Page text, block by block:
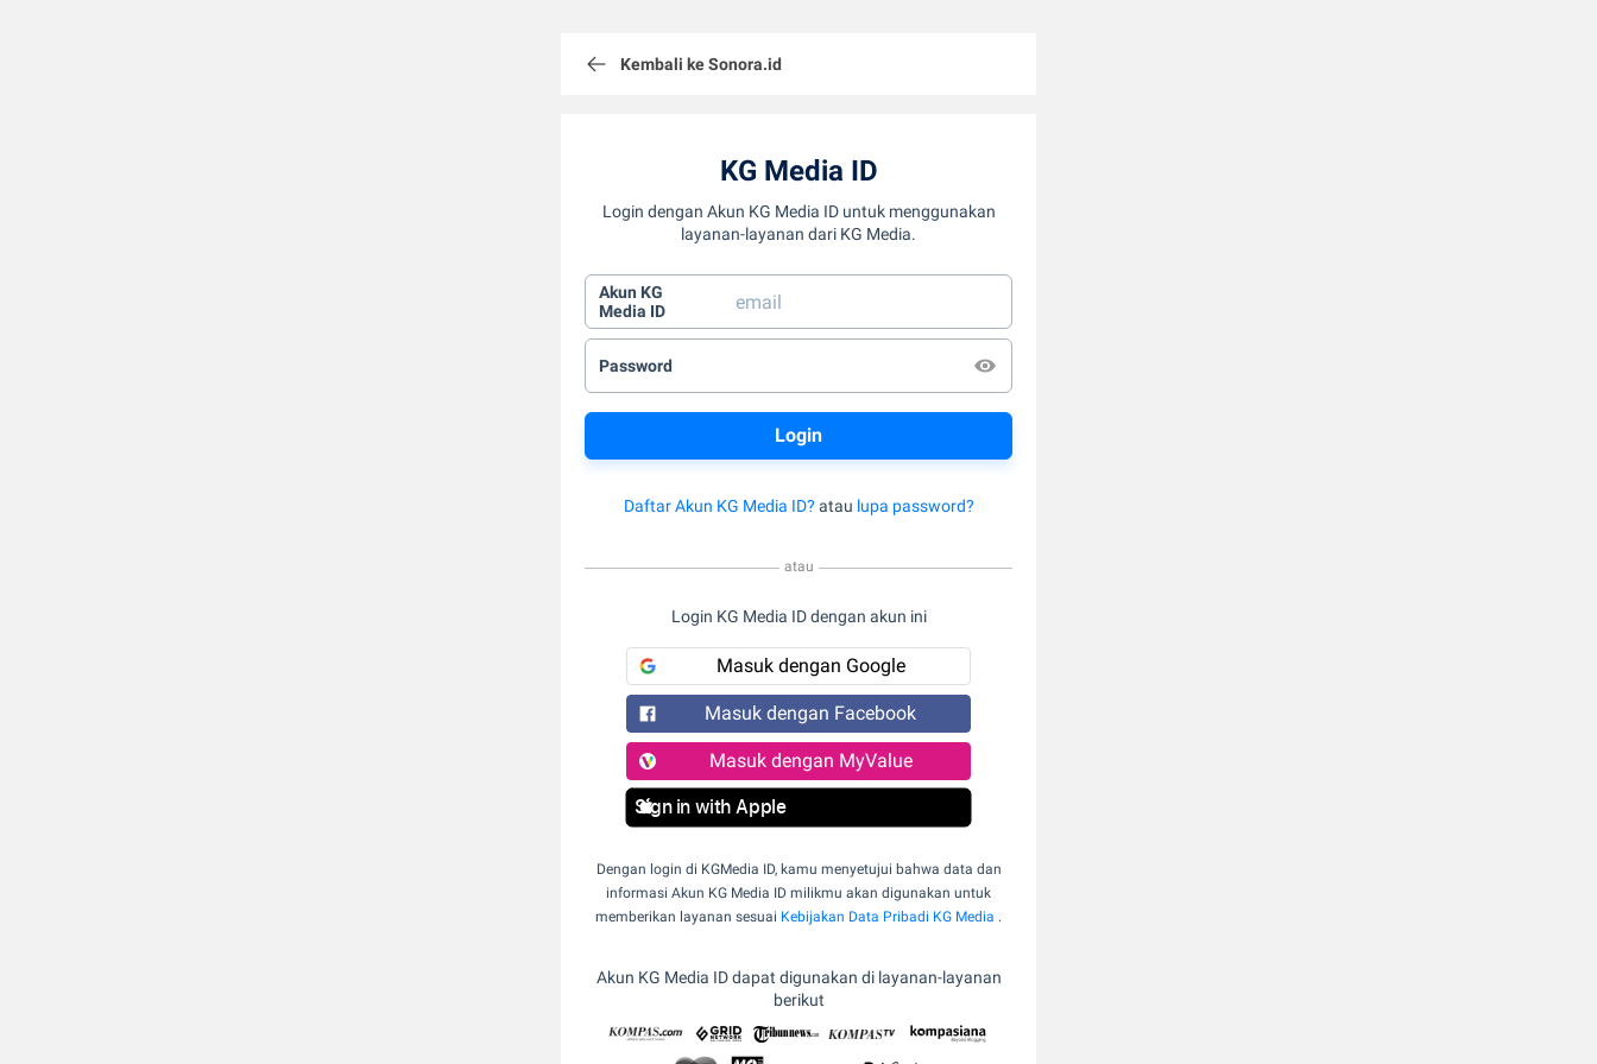
Kembali ke Sonora.id
KG Media ID
Login dengan Akun KG Media ID untuk menggunakan
layanan-layanan dari KG Media.
Akun KG
Media ID
Password
Daftar Akun KG Media ID? atau lupa password?
atau
Login KG Media ID dengan akun ini
Masuk dengan Google
Masuk dengan Facebook
Masuk dengan MyValue
Sign in with Apple
Dengan login di KGMedia ID, kamu menyetujui bahwa data dan
informasi Akun KG Media ID milikmu akan digunakan untuk
memberikan layanan sesuai Kebijakan Data Pribadi KG Media .
Akun KG Media ID dapat digunakan di layanan-layanan
berikut